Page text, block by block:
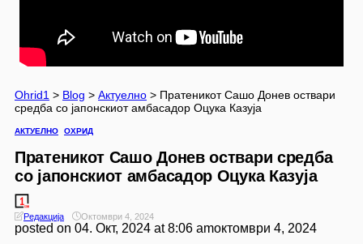
Ohrid1 > Blog > Актуелно > Пратеникот Сашо Донев оствари
средба со јапонскиот амбасадор Оцука Казуја
АКТУЕЛНО ОХРИД
Пратеникот Сашо Донев оствари средба
со јапонскиот амбасадор Оцука Казуја
Редакција Октомври 4, 2024
posted on 04. Окт, 2024 at 8:06 amоктомври 4, 2024